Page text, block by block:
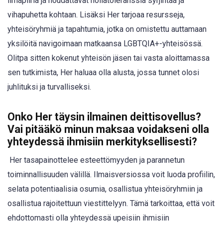
vihapuhetta kohtaan. Lisäksi Her tarjoaa resursseja,
yhteisöryhmiä ja tapahtumia, jotka on omistettu auttamaan
yksilöitä navigoimaan matkaansa LGBTQIA+-yhteisössä.
Olitpa sitten kokenut yhteisön jäsen tai vasta aloittamassa
sen tutkimista, Her haluaa olla alusta, jossa tunnet olosi
juhlituksi ja turvalliseksi.
Onko Her täysin ilmainen deittisovellus?
Vai pitääkö minun maksaa voidakseni olla
yhteydessä ihmisiin merkityksellisesti?
Her tasapainottelee esteettömyyden ja parannetun
toiminnallisuuden välillä. Ilmaisversiossa voit luoda profiilin,
selata potentiaalisia osumia, osallistua yhteisöryhmiin ja
osallistua rajoitettuun viestittelyyn. Tämä tarkoittaa, että voit
ehdottomasti olla yhteydessä upeisiin ihmisiin